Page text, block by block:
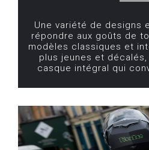
Une variété de designs
répondre aux goûts de
modèles classiques et
plus jeunes et
casque intégral qui